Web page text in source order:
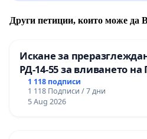
Други петиции, които може да
Искане за
РД-14-55 за вливането
гимназия по
Професионалната
мениджмънт – гр.
1 118 подписи
1 118 Подписи / 7 дни
5 Aug 2026